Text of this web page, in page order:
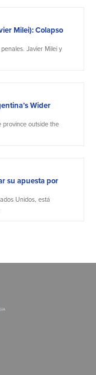
Milei): Colapso
Javier Milei y
Wider
province outside the
su apuesta por
Unidos, está